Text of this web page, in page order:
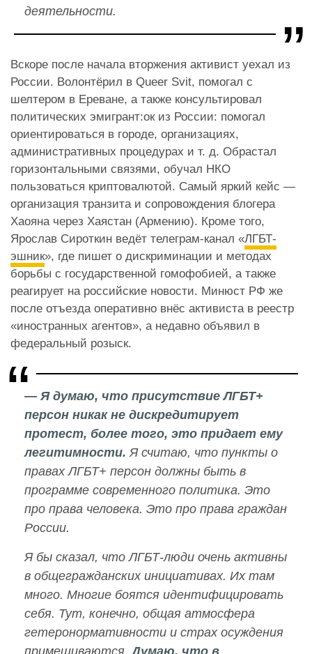
деятельности.
Вскоре после начала вторжения активист уехал из
России. Волонтёрил в Queer Svit, помогал с
шелтером в Ереване, а также консультировал
политических эмигрант:ок из России: помогал
ориентироваться в городе, организациях,
административных процедурах и т. д. Обрастал
горизонтальными связями, обучал НКО
пользоваться криптовалютой. Самый яркий кейс —
организация транзита и сопровождения блогера
Хаояна через Хаястан (Армению). Кроме того,
Ярослав Сироткин ведёт телеграм-канал «ЛГБТ-
эшник», где пишет о дискриминации и методах
борьбы с государственной гомофобией, а также
реагирует на российские новости. Минюст РФ же
после отъезда оперативно внёс активиста в реестр
«иностранных агентов», а недавно объявил в
федеральный розыск.
— Я думаю, что присутствие ЛГБТ+
персон никак не дискредитирует
протест, более того, это придает ему
легитимности. Я считаю, что пункты о
правах ЛГБТ+ персон должны быть в
программе современного политика. Это
про права человека. Это про права граждан
России.
Я бы сказал, что ЛГБТ-люди очень активны
в общегражданских инициативах. Их там
много. Многие боятся идентифицировать
себя. Тут, конечно, общая атмосфера
гетеронормативности и страх осуждения
примешиваются. Думаю, что в